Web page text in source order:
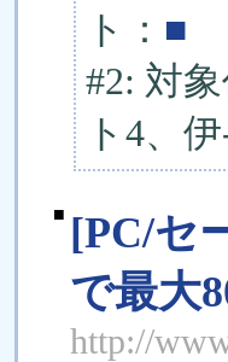
ト： ■
#2: 対
ト4、
■ [PC/セ
で最大
http://